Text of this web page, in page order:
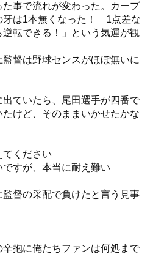
事で流れが変わった。カープ
牙は1本無くなった！ 1点差な
転できる！」という気運が観
督は野球センスがほぼ無いに
出ていたら、尾田選手が四番で
けど、そのままいかせたかな
てください
すが、本当に耐え難い
監督の采配で負けたと言う見事
辛抱に俺たちファンは何処まで